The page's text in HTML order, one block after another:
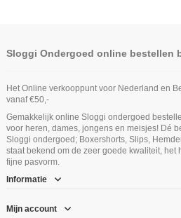
Sloggi Ondergoed online bestellen
Het Online verkooppunt voor Nederland en
vanaf €50,-
Gemakkelijk online Sloggi ondergoed
voor heren, dames, jongens en meisjes! Dé
Sloggi ondergoed; Boxershorts, Slips,
staat bekend om de zeer goede kwaliteit, het
fijne pasvorm.
Informatie
Mijn account